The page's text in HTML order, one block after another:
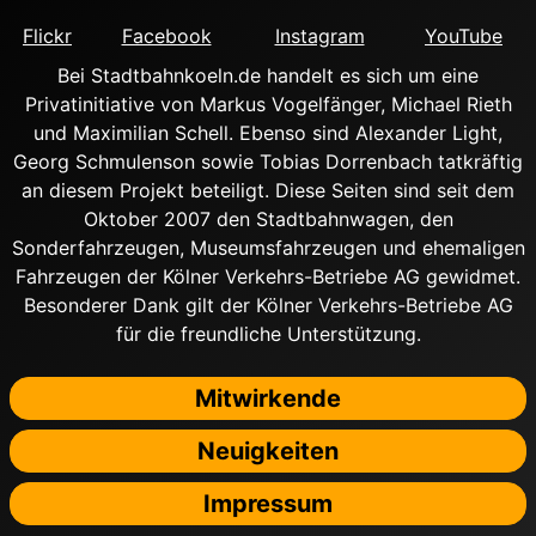
Flickr Facebook Instagram
YouTube
Bei Stadtbahnkoeln.de handelt es sich um eine
Privatinitiative von Markus Vogelfänger, Michael Rieth
und Maximilian Schell. Ebenso sind Alexander Light,
Georg Schmulenson sowie Tobias Dorrenbach tatkräftig
an diesem Projekt beteiligt. Diese Seiten sind seit dem
Oktober 2007 den Stadtbahnwagen, den
Sonderfahrzeugen, Museumsfahrzeugen und ehemaligen
Fahrzeugen der Kölner Verkehrs-Betriebe AG gewidmet.
Besonderer Dank gilt der Kölner Verkehrs-Betriebe AG
für die freundliche Unterstützung.
Mitwirkende
Neuigkeiten
Impressum